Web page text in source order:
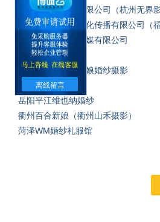
离线留言
杭州浚辰文传播有限公司（杭州无界
厦门鹭栖花间集文化传播有限公司（
泉州新之星文化传媒有限公司
毕节新新人
台州天台百合新新娘婚纱摄影
泉州石狮蒂思婚纱
岳阳平江维也纳婚纱
衢州百合新娘（衢州山禾摄影）
菏泽WM婚纱礼服馆